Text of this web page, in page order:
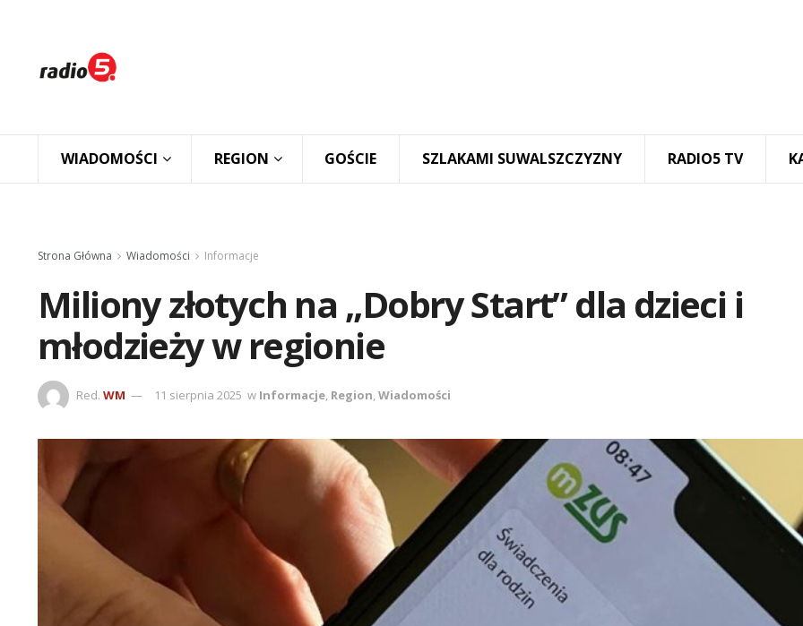
WIADOMOŚCI REGION GOŚCIE SZLAKAMI SUWALSZCZYZNY RADIO5 TV
Strona Główna Wiadomości Informacje
Miliony złotych na „Dobry Start” dla dzieci i
młodzieży w regionie
Red. WM 11 sierpnia 2025 w Informacje, Region,Wiadomości